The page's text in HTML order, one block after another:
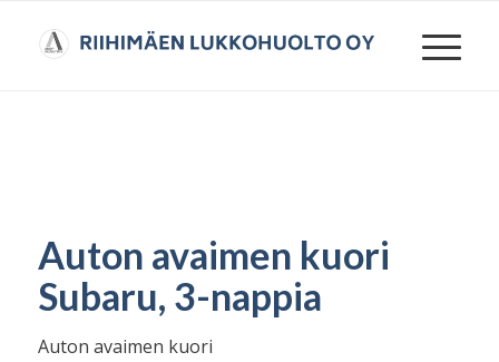
Auton avaimen kuori
Subaru, 3-nappia
Auton avaimen kuori